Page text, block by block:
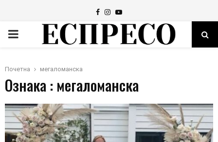
Facebook
Instagram
Youtube
PRIMARY
Почетна мегаломанска
Ознака : мегаломанска